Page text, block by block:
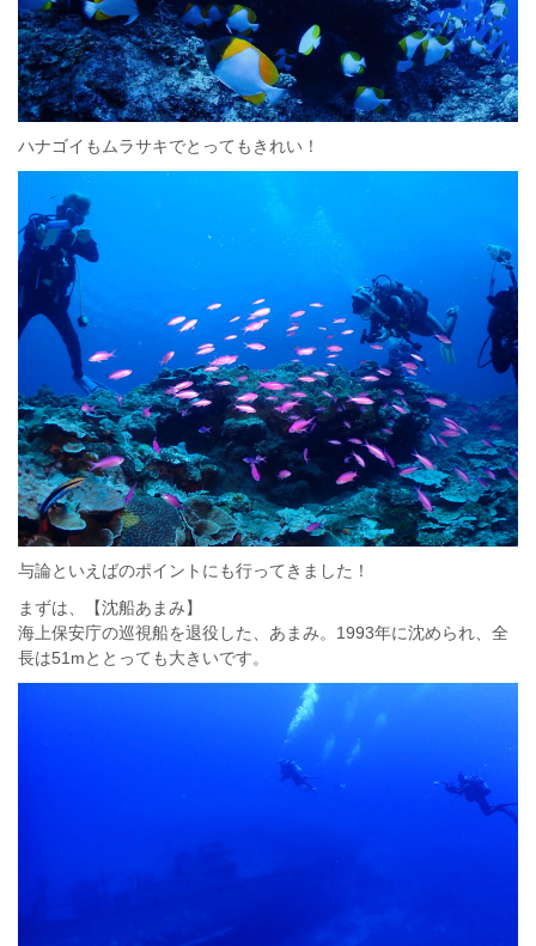
ハナゴイもムラサキでとってもきれい！
与論といえばのポイントにも行ってきました！
まずは、【沈船あまみ】
海上保安庁の巡視船を退役した、あまみ。1993年に沈められ、全
長は51mととっても大きいです。